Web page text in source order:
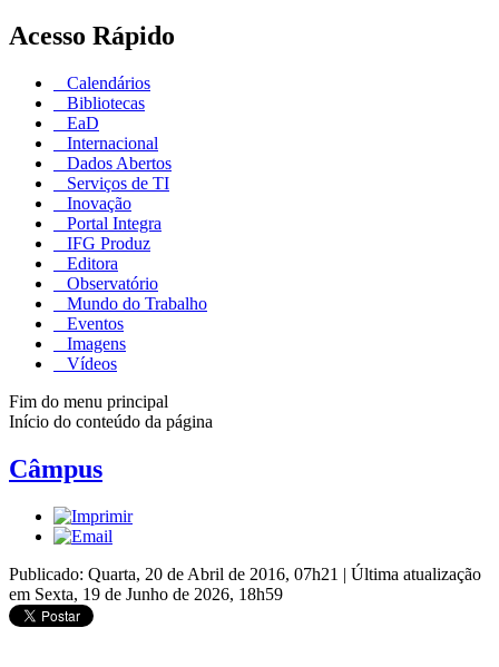
Acesso Rápido
Calendários
Bibliotecas
EaD
Internacional
Dados Abertos
Serviços de TI
Inovação
Portal Integra
IFG Produz
Editora
Observatório
Mundo do Trabalho
Eventos
Imagens
Vídeos
Fim do menu principal
Início do conteúdo da página
Câmpus
Publicado: Quarta, 20 de Abril de 2016, 07h21 | Última atualização
em Sexta, 19 de Junho de 2026, 18h59